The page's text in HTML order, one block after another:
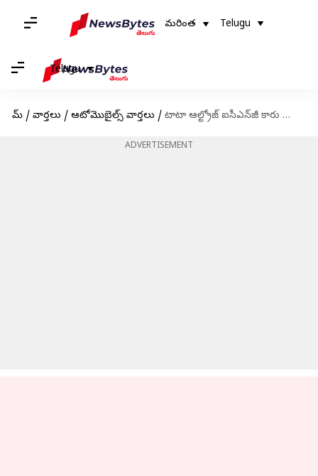
మరింత Telugu
Telugu
హోమ్ / వార్తలు / ఆటోమొబైల్స్ వార్తలు / టాటా ఆల్ట్రోజ్ ఐసీఎన్‍జీ కారు లాంచ్.. ధర, ఫీచర్లపై ఓ లుక్కేయండి
ADVERTISEMENT